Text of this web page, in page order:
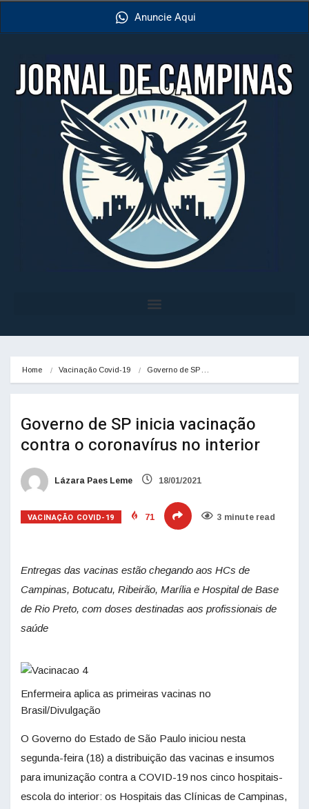
Anuncie Aqui
Home Vacinação Covid-19 Governo de SP…
Governo de SP inicia vacinação
contra o coronavírus no interior
Lázara Paes Leme 18/01/2021
VACINAÇÃO COVID-19 71 3 minute read
Entregas das vacinas estão chegando aos HCs de
Campinas, Botucatu, Ribeirão, Marília e Hospital de Base
de Rio Preto, com doses destinadas aos profissionais de
saúde
Enfermeira aplica as primeiras vacinas no
Brasil/Divulgação
O Governo do Estado de São Paulo iniciou nesta
segunda-feira (18) a distribuição das vacinas e insumos
para imunização contra a COVID-19 nos cinco hospitais-
escola do interior: os Hospitais das Clínicas de Campinas,